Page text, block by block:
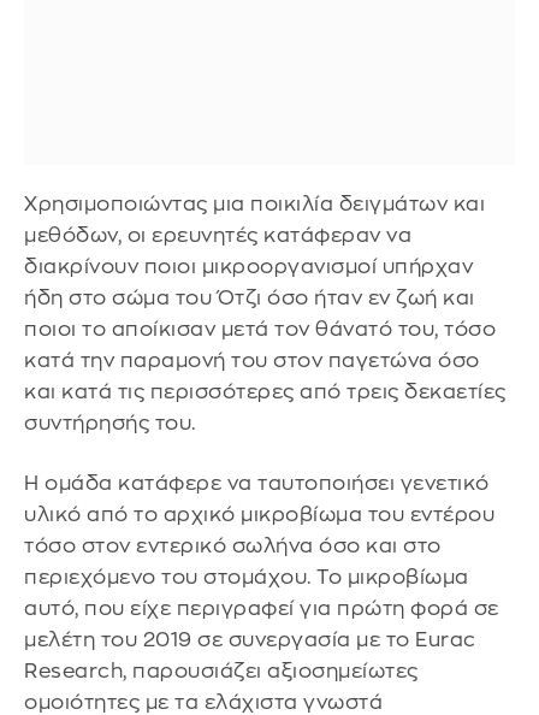
Χρησιμοποιώντας μια ποικιλία δειγμάτων και
μεθόδων, οι ερευνητές κατάφεραν να
διακρίνουν ποιοι μικροοργανισμοί υπήρχαν
ήδη στο σώμα του Ότζι όσο ήταν εν ζωή και
ποιοι το αποίκισαν μετά τον θάνατό του, τόσο
κατά την παραμονή του στον παγετώνα όσο
και κατά τις περισσότερες από τρεις δεκαετίες
συντήρησής του.
Η ομάδα κατάφερε να ταυτοποιήσει γενετικό
υλικό από το αρχικό μικροβίωμα του εντέρου
τόσο στον εντερικό σωλήνα όσο και στο
περιεχόμενο του στομάχου. Το μικροβίωμα
αυτό, που είχε περιγραφεί για πρώτη φορά σε
μελέτη του 2019 σε συνεργασία με το Eurac
Research, παρουσιάζει αξιοσημείωτες
ομοιότητες με τα ελάχιστα γνωστά